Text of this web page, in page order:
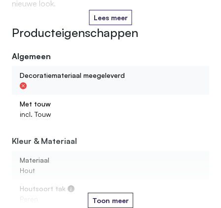
nieuwe look.
Lees meer
Producteigenschappen
Algemeen
Decoratiemateriaal meegeleverd
Met touw
incl. Touw
Kleur & Materiaal
Materiaal
Hout
Houtsoort tak
Peren
Toon meer